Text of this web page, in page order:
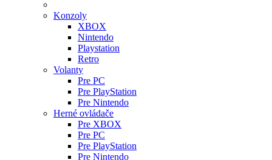
Konzoly
XBOX
Nintendo
Playstation
Retro
Volanty
Pre PC
Pre PlayStation
Pre Nintendo
Herné ovládače
Pre XBOX
Pre PC
Pre PlayStation
Pre Nintendo